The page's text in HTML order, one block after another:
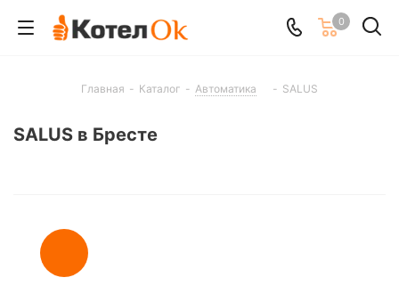
0
Главная - Каталог - Автоматика - SALUS
SALUS в Бресте